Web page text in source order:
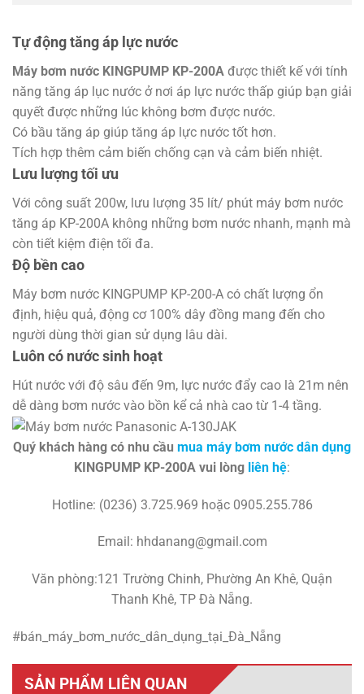
Tự động tăng áp lực nước
Máy bơm nước KINGPUMP KP-200A được thiết kế với tính
năng tăng áp lục nước ở nơi áp lực nước thấp giúp bạn giải
quyết được những lúc không bơm được nước.
Có bầu tăng áp giúp tăng áp lực nước tốt hơn.
Tích hợp thêm cảm biến chống cạn và cảm biến nhiệt.
Lưu lượng tối ưu
Với công suất 200w, lưu lượng 35 lít/ phút máy bơm nước
tăng áp KP-200A không những bơm nước nhanh, mạnh mà
còn tiết kiệm điện tối đa.
Độ bền cao
Máy bơm nước KINGPUMP KP-200-A có chất lượng ổn
định, hiệu quả, động cơ 100% dây đồng mang đến cho
người dùng thời gian sử dụng lâu dài.
Luôn có nước sinh hoạt
Hút nước với độ sâu đến 9m, lực nước đẩy cao là 21m nên
dễ dàng bơm nước vào bồn kể cả nhà cao từ 1-4 tầng.
Quý khách hàng có nhu cầu mua máy bơm nước dân dụng
KINGPUMP KP-200A vui lòng liên hệ:
Hotline: (0236) 3.725.969 hoặc 0905.255.786
Email: hhdanang@gmail.com
Văn phòng:121 Trường Chinh, Phường An Khê, Quận
Thanh Khê, TP Đà Nẵng.
#bán_máy_bơm_nước_dân_dụng_tại_Đà_Nẵng
SẢN PHẨM LIÊN QUAN